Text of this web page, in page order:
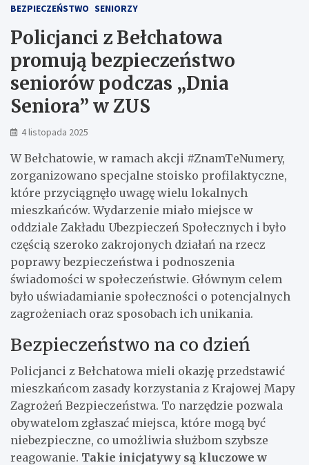
BEZPIECZEŃSTWO SENIORZY
Policjanci z Bełchatowa
promują bezpieczeństwo
seniorów podczas „Dnia
Seniora” w ZUS
4 listopada 2025
W Bełchatowie, w ramach akcji #ZnamTeNumery,
zorganizowano specjalne stoisko profilaktyczne,
które przyciągnęło uwagę wielu lokalnych
mieszkańców. Wydarzenie miało miejsce w
oddziale Zakładu Ubezpieczeń Społecznych i było
częścią szeroko zakrojonych działań na rzecz
poprawy bezpieczeństwa i podnoszenia
świadomości w społeczeństwie. Głównym celem
było uświadamianie społeczności o potencjalnych
zagrożeniach oraz sposobach ich unikania.
Bezpieczeństwo na co dzień
Policjanci z Bełchatowa mieli okazję przedstawić
mieszkańcom zasady korzystania z Krajowej Mapy
Zagrożeń Bezpieczeństwa. To narzędzie pozwala
obywatelom zgłaszać miejsca, które mogą być
niebezpieczne, co umożliwia służbom szybsze
reagowanie. Takie inicjatywy są kluczowe w